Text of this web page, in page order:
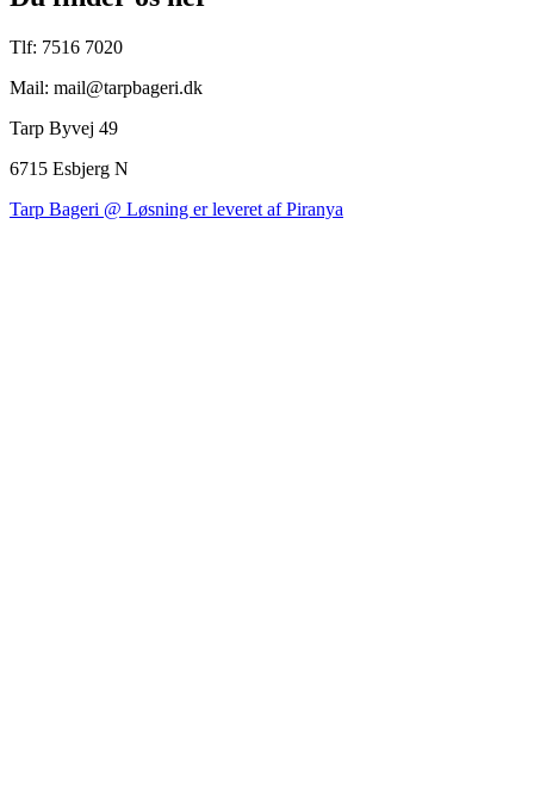
Tlf: 7516 7020
Mail: mail@tarpbageri.dk
Tarp Byvej 49
6715 Esbjerg N
Tarp Bageri @ Løsning er leveret af Piranya